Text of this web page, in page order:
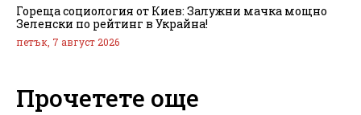
Гореща социология от Киев: Залужни мачка мощно
Зеленски по рейтинг в Украйна!
петък, 7 август 2026
Прочетете още